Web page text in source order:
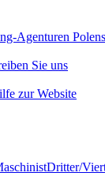
Agenturen Polens
Sie uns
zur Website
Dritter/